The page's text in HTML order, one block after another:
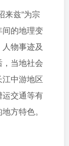
来兹”为宗
的地理变
物事迹及
当地社会
中游地区
交通等有
方特色。